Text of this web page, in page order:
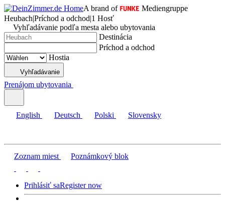
A brand of
Mediengruppe
Heubach|Príchod a odchod|1 Hosť
Vyhľadávanie podľa mesta alebo ubytovania
Destinácia
Príchod a odchod
Hostia
Vyhľadávanie
Prenájom ubytovania
English Deutsch Polski Slovensky
Zoznam miest Poznámkový blok
Prihlásiť saRegister now